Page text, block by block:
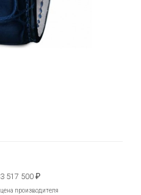
3 517 500 ₽
цена производителя